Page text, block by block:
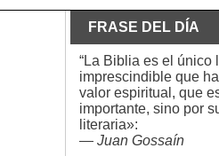
FRASE DEL DÍA
“La Biblia es el único
imprescindible que
valor espiritual, que
importante, sino por
literaria»:
— Juan Gossaín